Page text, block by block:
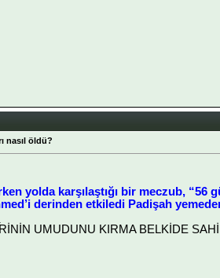
nasıl öldü?
yolda karşılaştığı bir meczub,
derinden etkiledi Padişah
UMUDUNU KIRMA BELKİDE